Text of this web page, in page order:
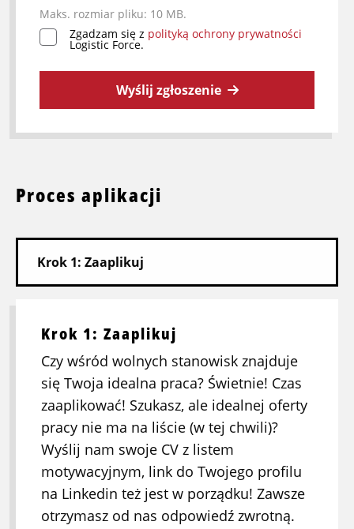
Maks. rozmiar pliku: 10 MB.
*
Zgadzam się z polityką ochrony prywatności
Logistic Force.
Wyślij zgłoszenie
Proces aplikacji
Krok 1: Zaaplikuj
Czy wśród wolnych stanowisk znajduje
się Twoja idealna praca? Świetnie! Czas
zaaplikować! Szukasz, ale idealnej oferty
pracy nie ma na liście (w tej chwili)?
Wyślij nam swoje CV z listem
motywacyjnym, link do Twojego profilu
na Linkedin też jest w porządku! Zawsze
otrzymasz od nas odpowiedź zwrotną.